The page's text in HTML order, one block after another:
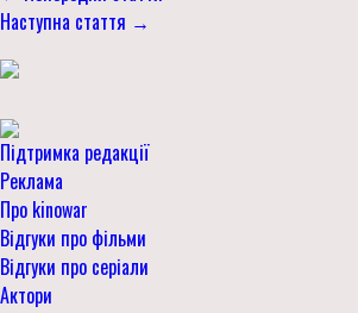
Наступна стаття →
Підтримка редакції
Реклама
Про kinowar
Відгуки про фільми
Відгуки про серіали
Актори